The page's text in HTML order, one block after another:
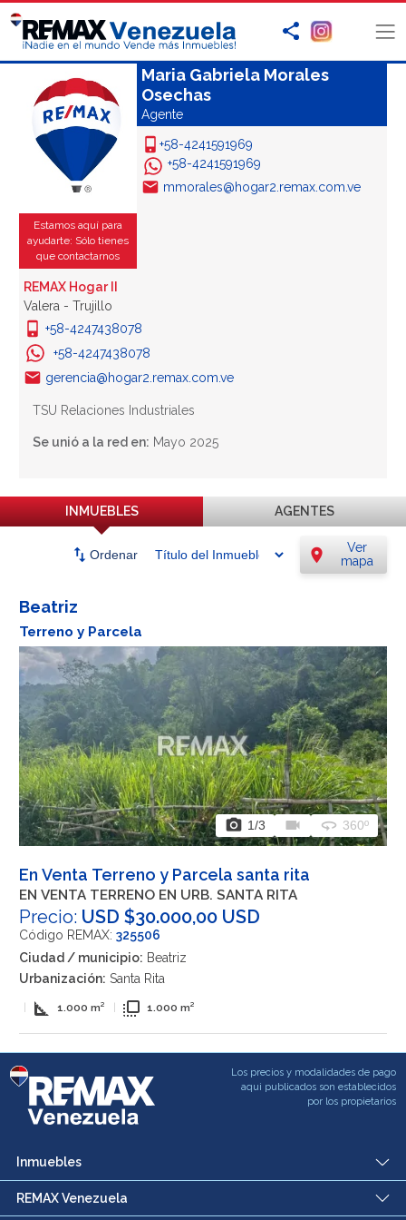
Estamos aquí para
ayudarte: Sólo tienes
que contactarnos
Maria Gabriela Morales
Osechas
Agente
+58-4241591969
+58-4241591969
mmorales@hogar2.remax.com.ve
REMAX Hogar II
Valera - Trujillo
+58-4247438078
+58-4247438078
gerencia@hogar2.remax.com.ve
TSU Relaciones Industriales
Se unió a la red en: Mayo 2025
INMUEBLES AGENTES
swap_vert Ordenar location_on
Ver
mapa
Beatriz
Terreno y Parcela
photo_camera 1/3 videocam 360 360º
En Venta Terreno y Parcela santa rita
EN VENTA TERRENO EN URB. SANTA RITA
Precio: USD $30.000,00 USD
Código REMAX: 325506
Ciudad / municipio: Beatriz
Urbanización: Santa Rita
square_foot 1.000 m² flip_to_front 1.000 m²
Los precios y modalidades de pago
aqui publicados son establecidos
por los propietarios
Inmuebles
REMAX Venezuela